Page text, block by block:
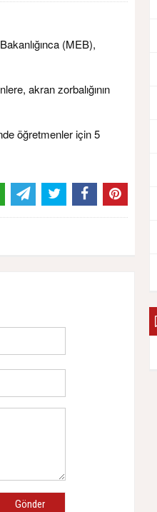
(MEB),
akran zorbalığının
öğretmenler için 5
Gönder